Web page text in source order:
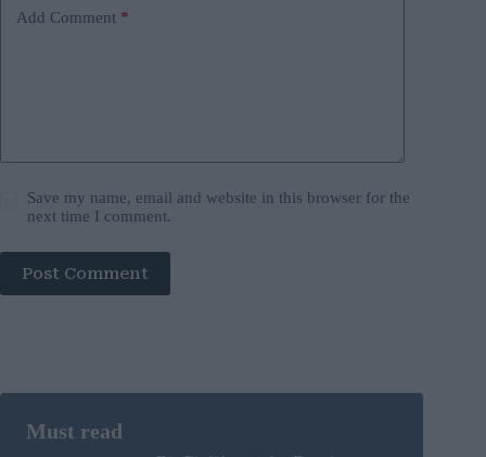
Add Comment *
Save my name, email and website in this browser for the
next time I comment.
Post Comment